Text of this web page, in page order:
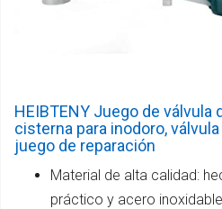
HEIBTENY Juego de válvula
cisterna para inodoro,
juego de reparación
Material de alta calidad:
práctico y acero